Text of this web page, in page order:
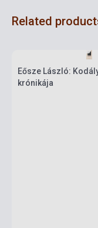
Related
Eősze László:
krónikája